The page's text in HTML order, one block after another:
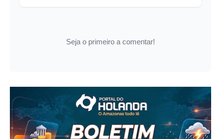
Seja o primeiro a comentar!